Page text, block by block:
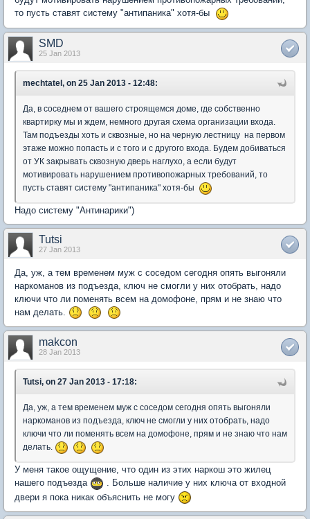
то пусть ставят систему "антипаника" хотя-бы
SMD
25 Jan 2013
mechtatel, on 25 Jan 2013 - 12:48:
Да, в соседнем от вашего строящемся доме, где собственно
квартирку мы и ждем, немного другая схема организации входа.
Там подъезды хоть и сквозные, но на черную лестницу на первом
этаже можно попасть и с того и с другого входа. Будем добиваться
от УК закрывать сквозную дверь наглухо, а если будут
мотивировать нарушением противопожарных требований, то
пусть ставят систему "антипаника" хотя-бы
Надо систему "Антинарики")
Tutsi
27 Jan 2013
Да, уж, а тем временем муж с соседом сегодня опять выгоняли
наркоманов из подъезда, ключ не смогли у них отобрать, надо
ключи что ли поменять всем на домофоне, прям и не знаю что
нам делать.
makcon
28 Jan 2013
Tutsi, on 27 Jan 2013 - 17:18:
Да, уж, а тем временем муж с соседом сегодня опять выгоняли
наркоманов из подъезда, ключ не смогли у них отобрать, надо
ключи что ли поменять всем на домофоне, прям и не знаю что нам
делать.
У меня такое ощущение, что один из этих наркош это жилец
нашего подъезда
. Больше наличие у них ключа от входной
двери я пока никак объяснить не могу